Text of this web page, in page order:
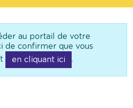
au portail de votre
de confirmer que vous
en cliquant ici .